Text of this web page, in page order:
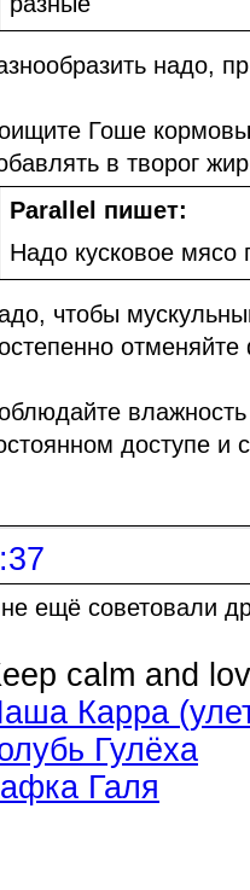
надо,
Гоше
в творог
Parallel пишет:
Надо кусковое мясо
чтобы
доступе и
ещё советовали
calm and
Карра
Гулёха
Галя